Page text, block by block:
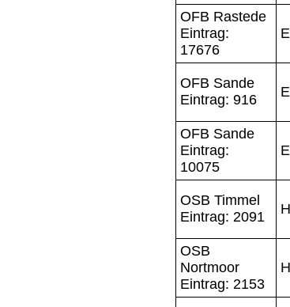
OFB Rastede
Eintrag:
17676
OFB Sande
Eintrag: 916
OFB Sande
Eintrag:
10075
OSB Timmel
Eintrag: 2091
OSB
Nortmoor
Eintrag: 2153